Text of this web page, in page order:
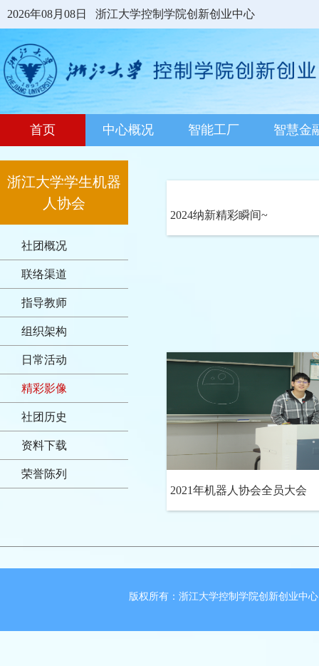
2026年08月08日 浙江大学控制学院创新创业中心
首页 中心概况 智能工厂 智慧金
浙江大学学生机器
人协会
社团概况
联络渠道
指导教师
组织架构
日常活动
精彩影像
社团历史
资料下载
荣誉陈列
2024纳新精彩瞬间~
2021年机器人协会全员大会
版权所有：浙江大学控制学院创新创